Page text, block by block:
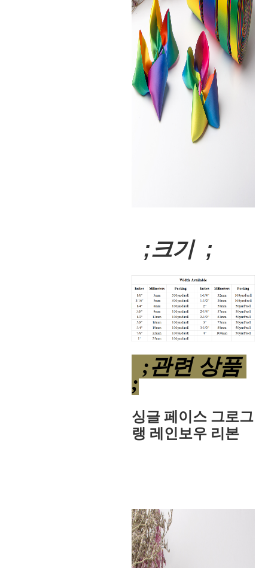
;크기 ;
;관련 상품
;
싱글 페이스 그로그
랭 레인보우 리본